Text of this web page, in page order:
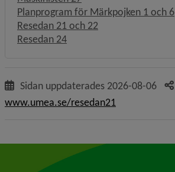
Planprogram för Märkpojken 1 och 6
Resedan 21 och 22
Resedan 24
Sidan uppdaterades 2026-08-06
www.umea.se/resedan21